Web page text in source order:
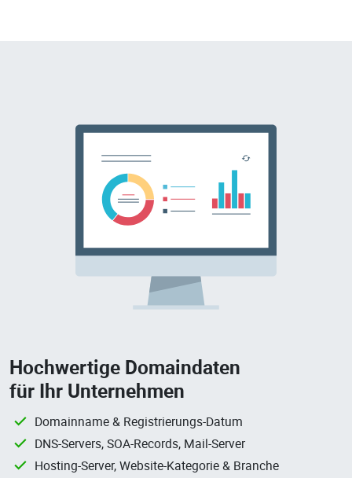
Hochwertige Domaindaten
für Ihr Unternehmen
Domainname & Registrierungs-Datum
DNS-Servers, SOA-Records, Mail-Server
Hosting-Server, Website-Kategorie & Branche